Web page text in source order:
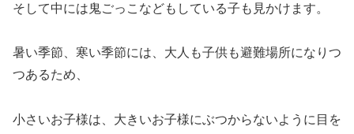
そして中には鬼ごっこなどもしている子も見かけます。
暑い季節、寒い季節には、大人も子供も避難場所になりつ
つあるため、
小さいお子様は、大きいお子様にぶつからないように目を